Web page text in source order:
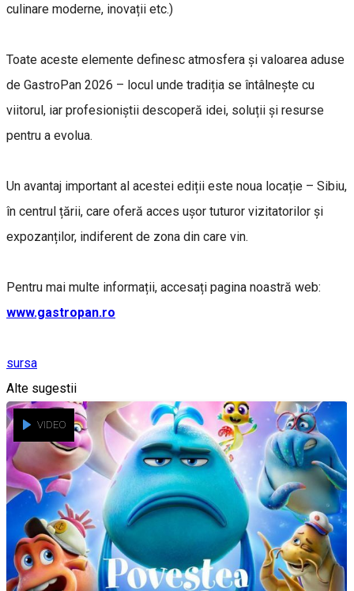
culinare moderne, inovații etc.)
Toate aceste elemente definesc atmosfera și valoarea aduse
de GastroPan 2026 – locul unde tradiția se întâlnește cu
viitorul, iar profesioniștii descoperă idei, soluții și resurse
pentru a evolua.
Un avantaj important al acestei ediții este noua locație – Sibiu,
în centrul țării, care oferă acces ușor tuturor vizitatorilor și
expozanților, indiferent de zona din care vin.
Pentru mai multe informații, accesați pagina noastră web:
www.gastropan.ro
sursa
Alte sugestii
VIDEO